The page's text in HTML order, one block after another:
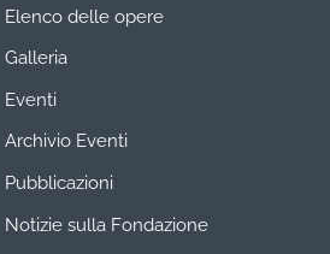
Elenco delle opere
Galleria
Eventi
Archivio Eventi
Pubblicazioni
Notizie sulla Fondazione